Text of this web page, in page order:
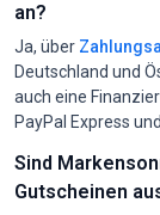
an?
Ja, über
Deutschland und
auch eine
PayPal Express
Sind
Gutscheinen